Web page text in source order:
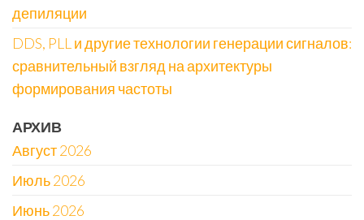
депиляции
DDS, PLL и другие технологии генерации сигналов:
сравнительный взгляд на архитектуры
формирования частоты
АРХИВ
Август 2026
Июль 2026
Июнь 2026